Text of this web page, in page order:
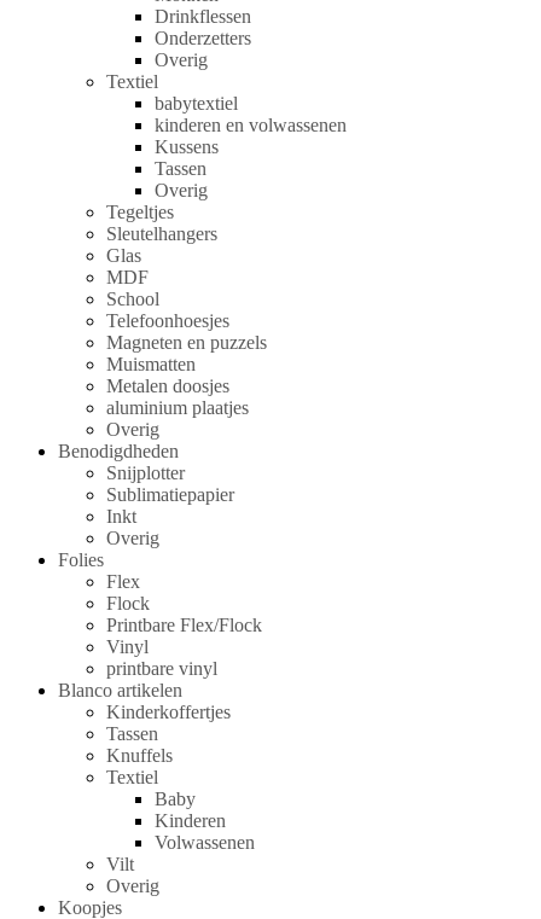
Drinkflessen
Onderzetters
Overig
Textiel
babytextiel
kinderen en volwassenen
Kussens
Tassen
Overig
Tegeltjes
Sleutelhangers
Glas
MDF
School
Telefoonhoesjes
Magneten en puzzels
Muismatten
Metalen doosjes
aluminium plaatjes
Overig
Benodigdheden
Snijplotter
Sublimatiepapier
Inkt
Overig
Folies
Flex
Flock
Printbare Flex/Flock
Vinyl
printbare vinyl
Blanco artikelen
Kinderkoffertjes
Tassen
Knuffels
Textiel
Baby
Kinderen
Volwassenen
Vilt
Overig
Koopjes